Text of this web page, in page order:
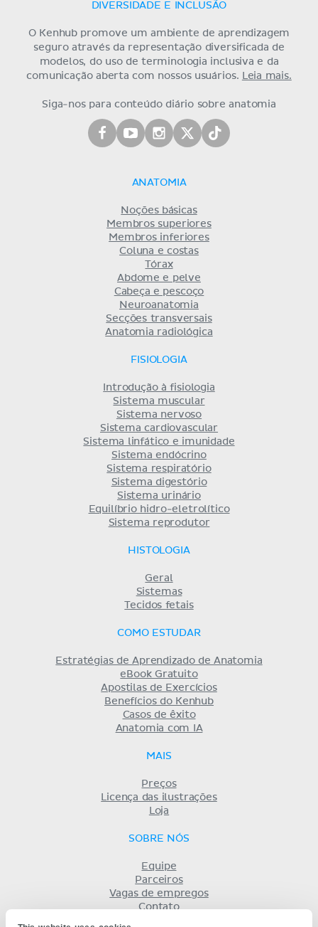
DIVERSIDADE E INCLUSÃO
O Kenhub promove um ambiente de aprendizagem
seguro através da representação diversificada de
modelos, do uso de terminologia inclusiva e da
comunicação aberta com nossos usuários. Leia mais.
Siga-nos para conteúdo diário sobre anatomia
ANATOMIA
Noções básicas
Membros superiores
Membros inferiores
Coluna e costas
Tórax
Abdome e pelve
Cabeça e pescoço
Neuroanatomia
Secções transversais
Anatomia radiológica
FISIOLOGIA
Introdução à fisiologia
Sistema muscular
Sistema nervoso
Sistema cardiovascular
Sistema linfático e imunidade
Sistema endócrino
Sistema respiratório
Sistema digestório
Sistema urinário
Equilíbrio hidro-eletrolítico
Sistema reprodutor
HISTOLOGIA
Geral
Sistemas
Tecidos fetais
COMO ESTUDAR
Estratégias de Aprendizado de Anatomia
eBook Gratuito
Apostilas de Exercícios
Benefícios do Kenhub
Casos de êxito
Anatomia com IA
MAIS
Preços
Licença das ilustrações
Loja
SOBRE NÓS
Equipe
Parceiros
Vagas de empregos
Contato